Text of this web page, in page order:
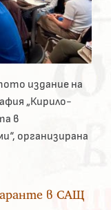
издание на
„Кирило-
в
организирана
в САЩ